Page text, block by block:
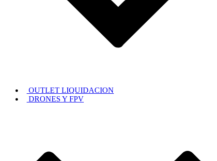
OUTLET LIQUIDACION
DRONES Y FPV